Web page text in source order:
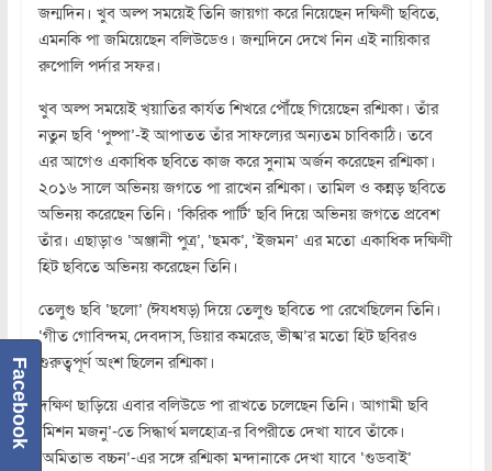
জন্মদিন। খুব অল্প সময়েই তিনি জায়গা করে নিয়েছেন দক্ষিণী ছবিতে,
এমনকি পা জমিয়েছেন বলিউডেও। জন্মদিনে দেখে নিন এই নায়িকার
রুপোলি পর্দার সফর।
খুব অল্প সময়েই খ্য়াতির কার্যত শিখরে পৌঁছে গিয়েছেন রশ্মিকা। তাঁর
নতুন ছবি ‘পুষ্পা’-ই আপাতত তাঁর সাফল্যের অন্যতম চাবিকাঠি। তবে
এর আগেও একাধিক ছবিতে কাজ করে সুনাম অর্জন করেছেন রশ্মিকা।
২০১৬ সালে অভিনয় জগতে পা রাখেন রশ্মিকা। তামিল ও কন্নড় ছবিতে
অভিনয় করেছেন তিনি। ‘কিরিক পার্টি’ ছবি দিয়ে অভিনয় জগতে প্রবেশ
তাঁর। এছাড়াও ‘অঞ্জানী পুত্র’, ‘ছমক’, ‘ইজমন’ এর মতো একাধিক দক্ষিণী
হিট ছবিতে অভিনয় করেছেন তিনি।
তেলুগু ছবি ‘ছলো’ (ঈযধষড়) দিয়ে তেলুগু ছবিতে পা রেখেছিলেন তিনি।
‘গীত গোবিন্দম, দেবদাস, ডিয়ার কমরেড, ভীষ্ম’র মতো হিট ছবিরও
গুরুত্বপূর্ণ অংশ ছিলেন রশ্মিকা।
দক্ষিণ ছাড়িয়ে এবার বলিউডে পা রাখতে চলেছেন তিনি। আগামী ছবি
‘মিশন মজনু’-তে সিদ্ধার্থ মলহোত্র-র বিপরীতে দেখা যাবে তাঁকে।
‘অমিতাভ বচ্চন’-এর সঙ্গে রশ্মিকা মন্দানাকে দেখা যাবে ‘গুডবাই’
Facebook